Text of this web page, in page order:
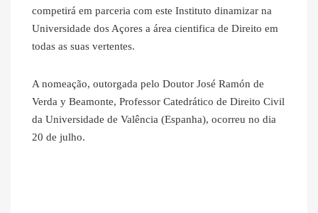
competirá em parceria com este Instituto dinamizar na
Universidade dos Açores a área cientifica de Direito em
todas as suas vertentes.
A nomeação, outorgada pelo Doutor José Ramón de
Verda y Beamonte, Professor Catedrático de Direito Civil
da Universidade de Valência (Espanha), ocorreu no dia
20 de julho.